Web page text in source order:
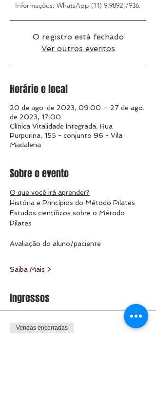
Informações: WhatsApp (11) 9.9892-7936.
O registro está fechado
Ver outros eventos
Horário e local
20 de ago. de 2023, 09:00 – 27 de ago.
de 2023, 17:00
Clínica Vitalidade Integrada, Rua
Purpurina, 155 - conjunto 96 - Vila
Madalena
Sobre o evento
O que você irá aprender?
História e Princípios do Método Pilates
Estudos científicos sobre o Método
Pilates
Avaliação do aluno/paciente
Saiba Mais >
Ingressos
Vendas encerradas